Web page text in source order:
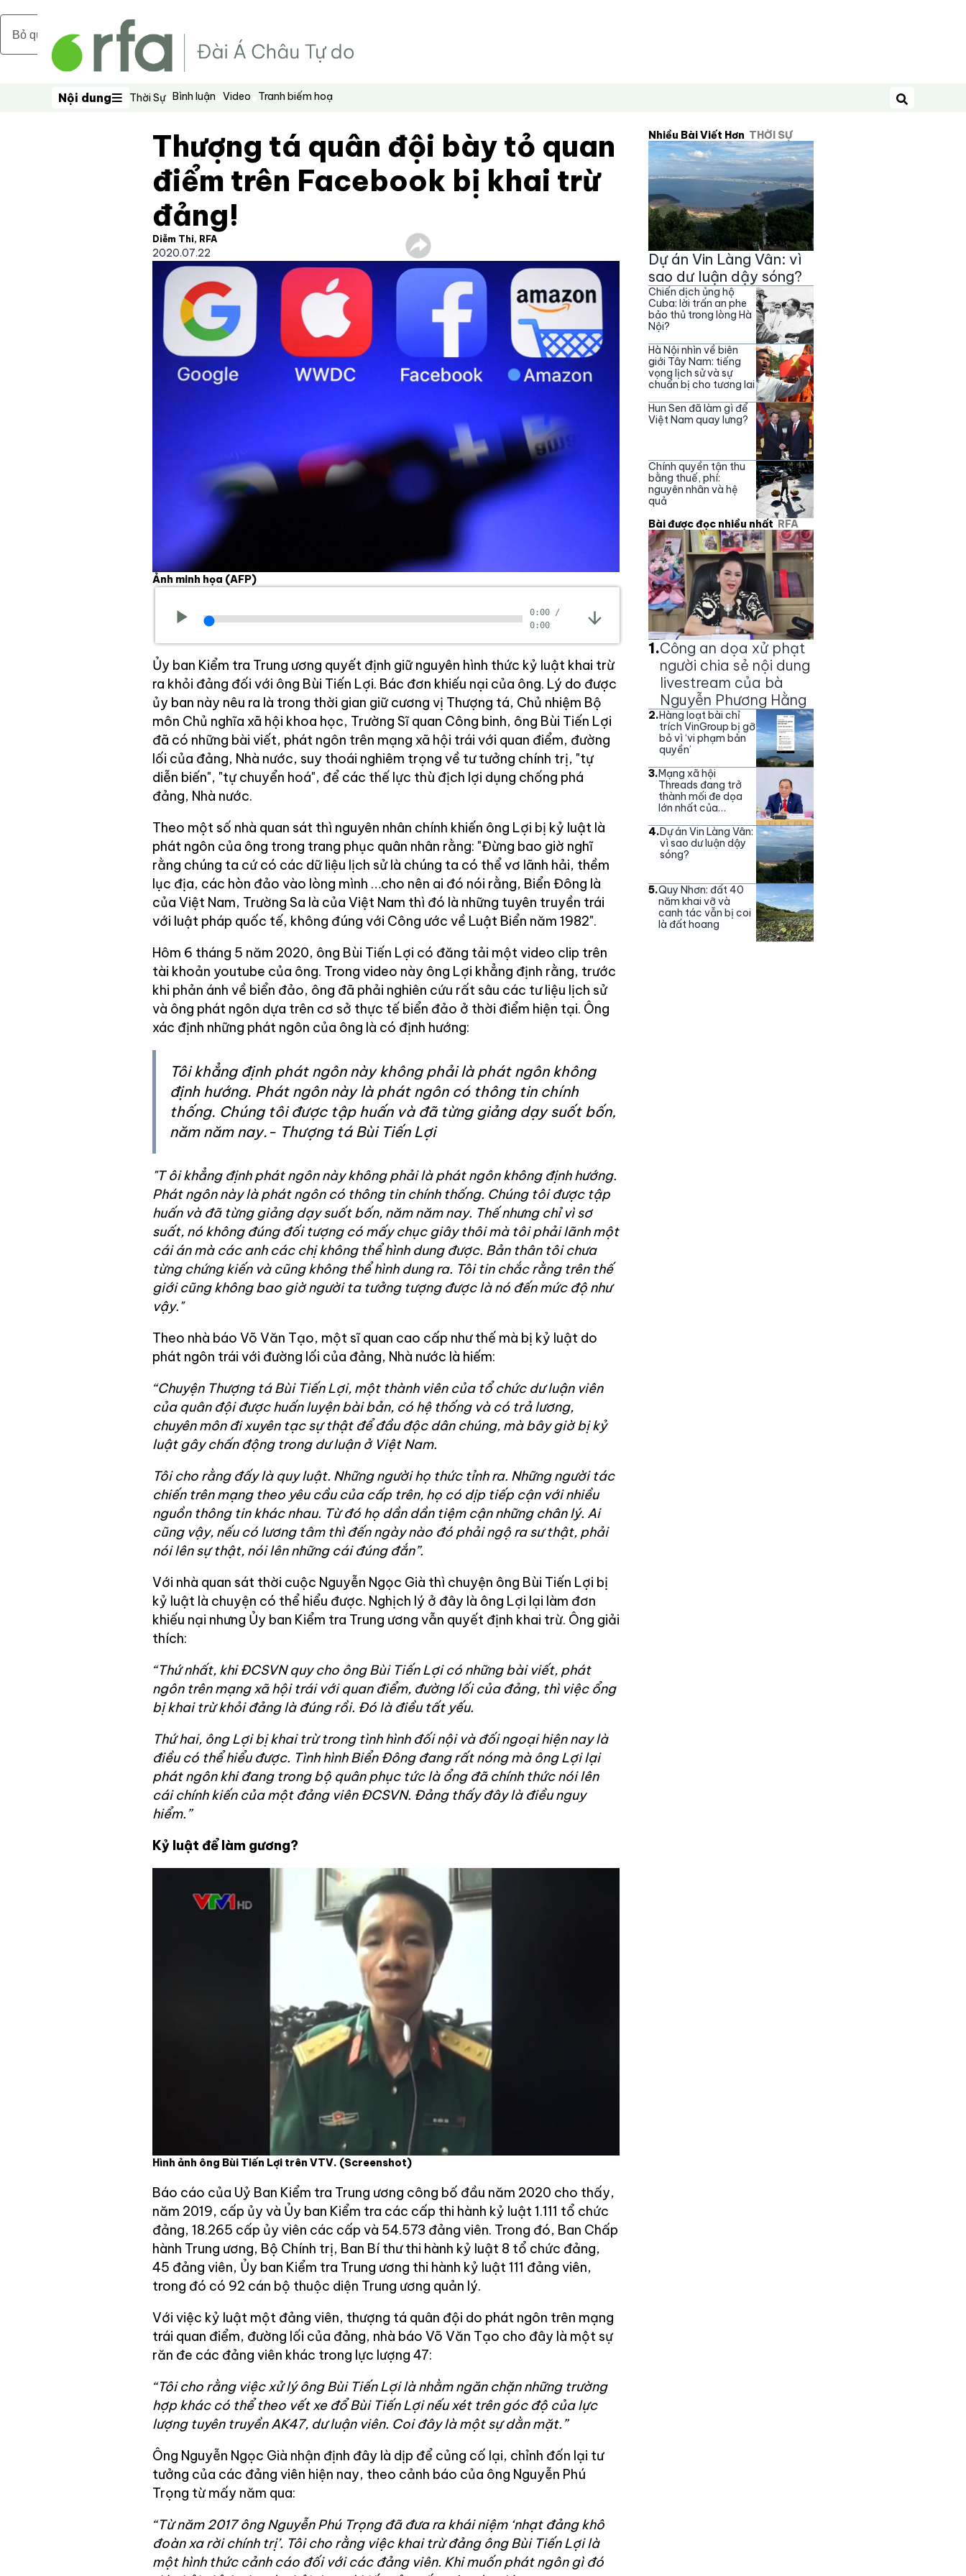
Bỏ qua nội dung chính
Nội dung
Nội dung Thời Sự Bình luận Video Tranh biếm hoạ
Tìm kiếm
Thượng tá quân đội bày tỏ quan
điểm trên Facebook bị khai trừ
đảng!
Diễm Thi, RFA
2020.07.22
Ảnh minh họa (AFP)
0:00 /
0:00
Ủy ban Kiểm tra Trung ương quyết định giữ nguyên hình thức kỷ luật khai trừ
ra khỏi đảng đối với ông Bùi Tiến Lợi. Bác đơn khiếu nại của ông. Lý do được
ủy ban này nêu ra là trong thời gian giữ cương vị Thượng tá, Chủ nhiệm Bộ
môn Chủ nghĩa xã hội khoa học, Trường Sĩ quan Công binh, ông Bùi Tiến Lợi
đã có những bài viết, phát ngôn trên mạng xã hội trái với quan điểm, đường
lối của đảng, Nhà nước, suy thoái nghiêm trọng về tư tưởng chính trị, "tự
diễn biến", "tự chuyển hoá", để các thế lực thù địch lợi dụng chống phá
đảng, Nhà nước.
Theo một số nhà quan sát thì nguyên nhân chính khiến ông Lợi bị kỷ luật là
phát ngôn của ông trong trang phục quân nhân rằng: "Đừng bao giờ nghĩ
rằng chúng ta cứ có các dữ liệu lịch sử là chúng ta có thể vơ lãnh hải, thềm
lục địa, các hòn đảo vào lòng mình …cho nên ai đó nói rằng, Biển Đông là
của Việt Nam, Trường Sa là của Việt Nam thì đó là những tuyên truyền trái
với luật pháp quốc tế, không đúng với Công ước về Luật Biển năm 1982".
Hôm 6 tháng 5 năm 2020, ông Bùi Tiến Lợi có đăng tải một video clip trên
tài khoản youtube của ông. Trong video này ông Lợi khẳng định rằng, trước
khi phản ánh về biển đảo, ông đã phải nghiên cứu rất sâu các tư liệu lịch sử
và ông phát ngôn dựa trên cơ sở thực tế biển đảo ở thời điểm hiện tại. Ông
xác định những phát ngôn của ông là có định hướng:
Tôi khẳng định phát ngôn này không phải là phát ngôn không
định hướng. Phát ngôn này là phát ngôn có thông tin chính
thống. Chúng tôi được tập huấn và đã từng giảng dạy suốt bốn,
năm năm nay.- Thượng tá Bùi Tiến Lợi
"T ôi khẳng định phát ngôn này không phải là phát ngôn không định hướng.
Phát ngôn này là phát ngôn có thông tin chính thống. Chúng tôi được tập
huấn và đã từng giảng dạy suốt bốn, năm năm nay. Thế nhưng chỉ vì sơ
suất, nó không đúng đối tượng có mấy chục giây thôi mà tôi phải lãnh một
cái án mà các anh các chị không thể hình dung được. Bản thân tôi chưa
từng chứng kiến và cũng không thể hình dung ra. Tôi tin chắc rằng trên thế
giới cũng không bao giờ người ta tưởng tượng được là nó đến mức độ như
vậy."
Theo nhà báo Võ Văn Tạo, một sĩ quan cao cấp như thế mà bị kỷ luật do
phát ngôn trái với đường lối của đảng, Nhà nước là hiếm:
“Chuyện Thượng tá Bùi Tiến Lợi, một thành viên của tổ chức dư luận viên
của quân đội được huấn luyện bài bản, có hệ thống và có trả lương,
chuyên môn đi xuyên tạc sự thật để đầu độc dân chúng, mà bây giờ bị kỷ
luật gây chấn động trong dư luận ở Việt Nam.
Tôi cho rằng đấy là quy luật. Những người họ thức tỉnh ra. Những người tác
chiến trên mạng theo yêu cầu của cấp trên, họ có dịp tiếp cận với nhiều
nguồn thông tin khác nhau. Từ đó họ dần dần tiệm cận những chân lý. Ai
cũng vậy, nếu có lương tâm thì đến ngày nào đó phải ngộ ra sư thật, phải
nói lên sự thật, nói lên những cái đúng đắn”.
Với nhà quan sát thời cuộc Nguyễn Ngọc Già thì chuyện ông Bùi Tiến Lợi bị
kỷ luật là chuyện có thể hiểu được. Nghịch lý ở đây là ông Lợi lại làm đơn
khiếu nại nhưng Ủy ban Kiểm tra Trung ương vẫn quyết định khai trừ. Ông giải
thích:
“Thứ nhất, khi ĐCSVN quy cho ông Bùi Tiến Lợi có những bài viết, phát
ngôn trên mạng xã hội trái với quan điểm, đường lối của đảng, thì việc ổng
bị khai trừ khỏi đảng là đúng rồi. Đó là điều tất yếu.
Thứ hai, ông Lợi bị khai trừ trong tình hình đối nội và đối ngoại hiện nay là
điều có thể hiểu được. Tình hình Biển Đông đang rất nóng mà ông Lợi lại
phát ngôn khi đang trong bộ quân phục tức là ổng đã chính thức nói lên
cái chính kiến của một đảng viên ĐCSVN. Đảng thấy đây là điều nguy
hiểm.”
Kỷ luật để làm gương?
Hình ảnh ông Bùi Tiến Lợi trên VTV. (Screenshot)
Báo cáo của Uỷ Ban Kiểm tra Trung ương công bố đầu năm 2020 cho thấy,
năm 2019, cấp ủy và Ủy ban Kiểm tra các cấp thi hành kỷ luật 1.111 tổ chức
đảng, 18.265 cấp ủy viên các cấp và 54.573 đảng viên. Trong đó, Ban Chấp
hành Trung ương, Bộ Chính trị, Ban Bí thư thi hành kỷ luật 8 tổ chức đảng,
45 đảng viên, Ủy ban Kiểm tra Trung ương thi hành kỷ luật 111 đảng viên,
trong đó có 92 cán bộ thuộc diện Trung ương quản lý.
Với việc kỷ luật một đảng viên, thượng tá quân đội do phát ngôn trên mạng
trái quan điểm, đường lối của đảng, nhà báo Võ Văn Tạo cho đây là một sự
răn đe các đảng viên khác trong lực lượng 47:
“Tôi cho rằng việc xử lý ông Bùi Tiến Lợi là nhằm ngăn chặn những trường
hợp khác có thể theo vết xe đổ Bùi Tiến Lợi nếu xét trên góc độ của lực
lượng tuyên truyền AK47, dư luận viên. Coi đây là một sự dằn mặt.”
Ông Nguyễn Ngọc Già nhận định đây là dịp để củng cố lại, chỉnh đốn lại tư
tưởng của các đảng viên hiện nay, theo cảnh báo của ông Nguyễn Phú
Trọng từ mấy năm qua:
“Từ năm 2017 ông Nguyễn Phú Trọng đã đưa ra khái niệm ‘nhạt đảng khô
đoàn xa rời chính trị’. Tôi cho rằng việc khai trừ đảng ông Bùi Tiến Lợi là
một hình thức cảnh cáo đối với các đảng viên. Khi muốn phát ngôn gì đó
Nhiều Bài Viết Hơn THỜI SỰ
Dự án Vin Làng Vân: vì
sao dư luận dậy sóng?
Chiến dịch ủng hộ
Cuba: lời trấn an phe
bảo thủ trong lòng Hà
Nội?
Hà Nội nhìn về biên
giới Tây Nam: tiếng
vọng lịch sử và sự
chuẩn bị cho tương lai
Hun Sen đã làm gì để
Việt Nam quay lưng?
Chính quyền tận thu
bằng thuế, phí:
nguyên nhân và hệ
quả
Bài được đọc nhiều nhất RFA
1.Công an dọa xử phạt
người chia sẻ nội dung
livestream của bà
Nguyễn Phương Hằng
2.Hàng loạt bài chỉ
trích VinGroup bị gỡ
bỏ vì ‘vi phạm bản
quyền’
3.Mạng xã hội
Threads đang trở
thành mối đe dọa
lớn nhất của
4.Dự án Vin Làng Vân:
vì sao dư luận dậy
sóng?
5.Quy Nhơn: đất 40
năm khai vỡ và
canh tác vẫn bị coi
là đất hoang